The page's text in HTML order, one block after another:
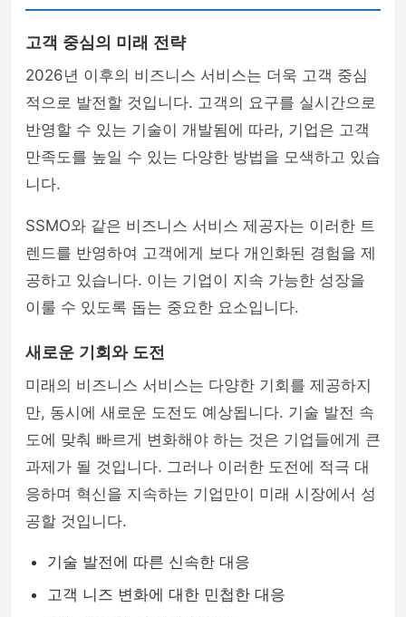
고객 중심의 미래 전략
2026년 이후의 비즈니스 서비스는 더욱 고객 중심
적으로 발전할 것입니다. 고객의 요구를 실시간으로
반영할 수 있는 기술이 개발됨에 따라, 기업은 고객
만족도를 높일 수 있는 다양한 방법을 모색하고 있습
니다.
SSMO와 같은 비즈니스 서비스 제공자는 이러한 트
렌드를 반영하여 고객에게 보다 개인화된 경험을 제
공하고 있습니다. 이는 기업이 지속 가능한 성장을
이룰 수 있도록 돕는 중요한 요소입니다.
새로운 기회와 도전
미래의 비즈니스 서비스는 다양한 기회를 제공하지
만, 동시에 새로운 도전도 예상됩니다. 기술 발전 속
도에 맞춰 빠르게 변화해야 하는 것은 기업들에게 큰
과제가 될 것입니다. 그러나 이러한 도전에 적극 대
응하며 혁신을 지속하는 기업만이 미래 시장에서 성
공할 것입니다.
기술 발전에 따른 신속한 대응
고객 니즈 변화에 대한 민첩한 대응